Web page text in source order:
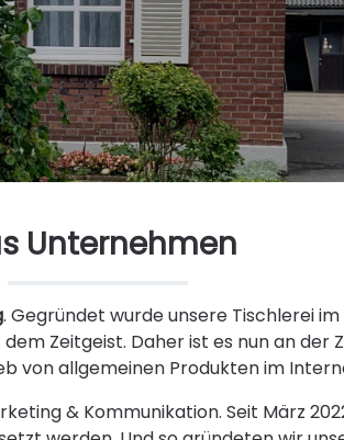
Unternehmen
. Gegründet wurde unsere Tischlerei
Zeitgeist. Daher ist es nun an
von allgemeinen Produkten im
& Kommunikation. Seit März